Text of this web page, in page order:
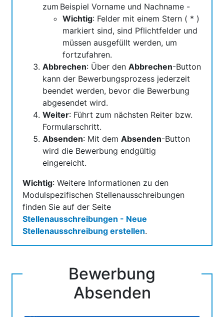
zum Beispiel Vorname und Nachname -
Wichtig: Felder mit einem Stern ( * )
markiert sind, sind Pflichtfelder und
müssen ausgefüllt werden, um
fortzufahren.
Abbrechen: Über den Abbrechen-Button
kann der Bewerbungsprozess jederzeit
beendet werden, bevor die Bewerbung
abgesendet wird.
Weiter: Führt zum nächsten Reiter bzw.
Formularschritt.
Absenden: Mit dem Absenden-Button
wird die Bewerbung endgültig
eingereicht.
Wichtig: Weitere Informationen zu den
Modulspezifischen Stellenausschreibungen
finden Sie auf der Seite
Stellenausschreibungen - Neue
Stellenausschreibung erstellen.
Bewerbung
Absenden